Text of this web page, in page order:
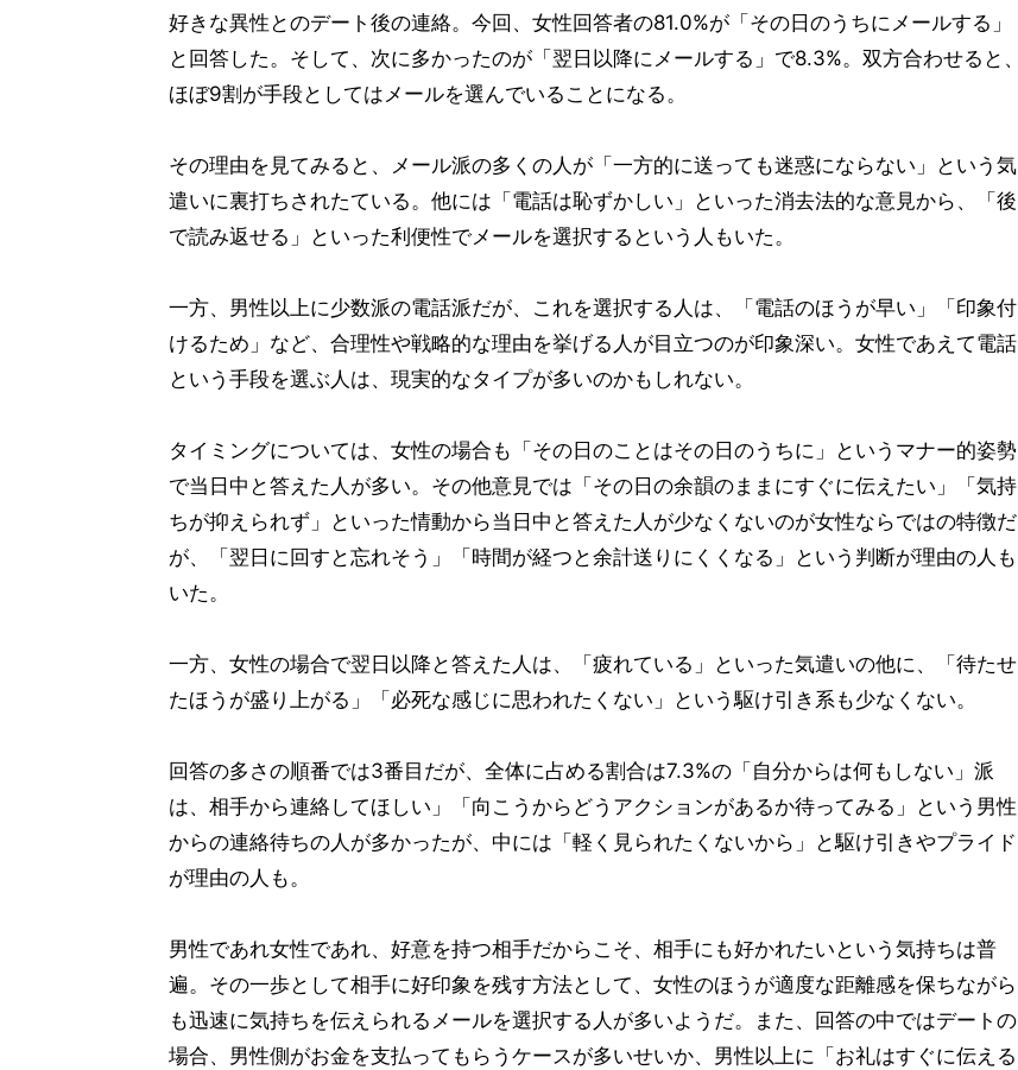
好きな異性とのデート後の連絡。今回、女性回答者の81.0%が「その日のうちにメールする」
と回答した。そして、次に多かったのが「翌日以降にメールする」で8.3%。双方合わせると、
ほぼ9割が手段としてはメールを選んでいることになる。
その理由を見てみると、メール派の多くの人が「一方的に送っても迷惑にならない」という気
遣いに裏打ちされたている。他には「電話は恥ずかしい」といった消去法的な意見から、「後
で読み返せる」といった利便性でメールを選択するという人もいた。
一方、男性以上に少数派の電話派だが、これを選択する人は、「電話のほうが早い」「印象付
けるため」など、合理性や戦略的な理由を挙げる人が目立つのが印象深い。女性であえて電話
という手段を選ぶ人は、現実的なタイプが多いのかもしれない。
タイミングについては、女性の場合も「その日のことはその日のうちに」というマナー的姿勢
で当日中と答えた人が多い。その他意見では「その日の余韻のままにすぐに伝えたい」「気持
ちが抑えられず」といった情動から当日中と答えた人が少なくないのが女性ならではの特徴だ
が、「翌日に回すと忘れそう」「時間が経つと余計送りにくくなる」という判断が理由の人も
いた。
一方、女性の場合で翌日以降と答えた人は、「疲れている」といった気遣いの他に、「待たせ
たほうが盛り上がる」「必死な感じに思われたくない」という駆け引き系も少なくない。
回答の多さの順番では3番目だが、全体に占める割合は7.3%の「自分からは何もしない」派
は、相手から連絡してほしい」「向こうからどうアクションがあるか待ってみる」という男性
からの連絡待ちの人が多かったが、中には「軽く見られたくないから」と駆け引きやプライド
が理由の人も。
男性であれ女性であれ、好意を持つ相手だからこそ、相手にも好かれたいという気持ちは普
遍。その一歩として相手に好印象を残す方法として、女性のほうが適度な距離感を保ちながら
も迅速に気持ちを伝えられるメールを選択する人が多いようだ。また、回答の中ではデートの
場合、男性側がお金を支払ってもらうケースが多いせいか、男性以上に「お礼はすぐに伝える